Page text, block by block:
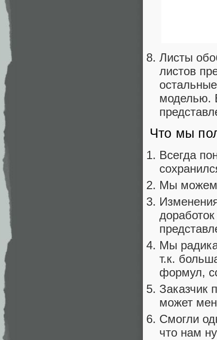
Листы
листов
моделью.
Что мы
Всегда
Мы можем
Мы
т.к.
формул,
Заказчик
может
Смогли
что нам